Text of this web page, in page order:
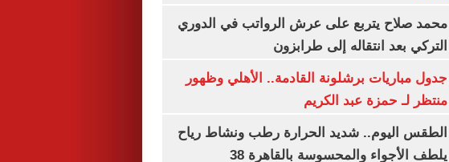
محمد صلاح يتربع على عرش الرواتب في الدوري
التركي بعد انتقاله إلى طرابزون
جدول مباريات برشلونة القادمة.. الأهلي وظهور
منتظر لـ حمزة عبد الكريم
الطقس اليوم.. شديد الحرارة رطب ونشاط رياح
يلطف الأجواء والمحسوسة بالقاهرة 38